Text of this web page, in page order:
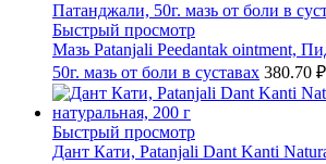
Быстрый просмотр
Мазь Patanjali Peedantak ointment,
50г. мазь от боли в суставах 380.70 ₽
Быстрый просмотр
Дант Кати, Patanjali Dant Kanti